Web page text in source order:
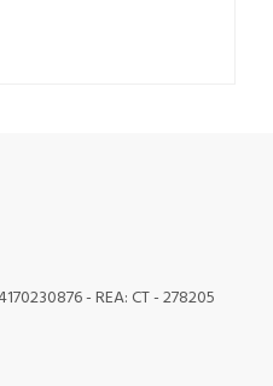
- REA: CT - 278205